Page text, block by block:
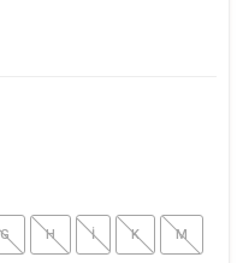
G H İ K M